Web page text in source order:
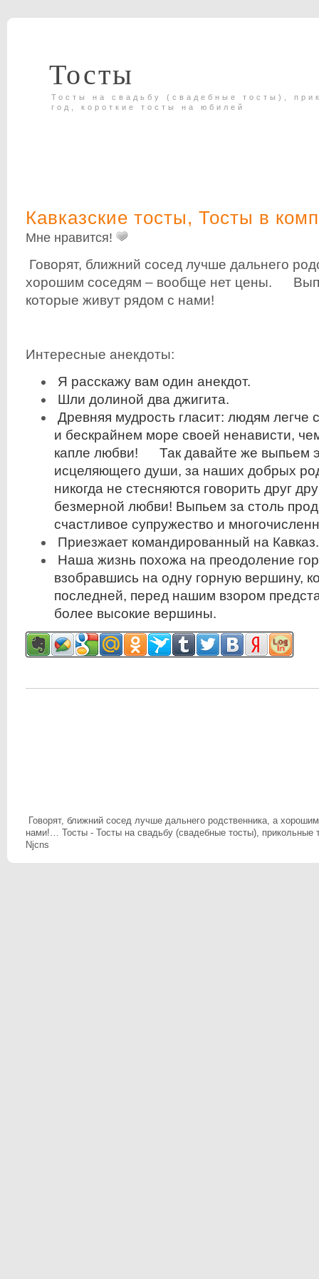
Тосты
Тосты на свадьбу (свадебные тосты),
год, короткие тосты на юбилей
Кавказские тосты, Тосты в
Мне нравится!
Говорят, ближний сосед лучше дальнего
хорошим соседям – вообще нет цены.
которые живут рядом с нами!
Интересные анекдоты:
Я расскажу вам один анекдот.
Шли долиной два джигита.
Древняя мудрость гласит: людям легче
и бескрайнем море своей ненависти,
капле любви! Так давайте же выпьем
исцеляющего души, за наших добрых
никогда не стесняются говорить друг
безмерной любви! Выпьем за столь
счастливое супружество и
Приезжает командированный на Кавказ.
Наша жизнь похожа на преодоление
взобравшись на одну горную вершину,
последней, перед нашим взором
более высокие вершины.
Говорят, ближний сосед лучше дальнего родственника, а
нами!… Тосты - Тосты на свадьбу (свадебные тосты),
Njcns